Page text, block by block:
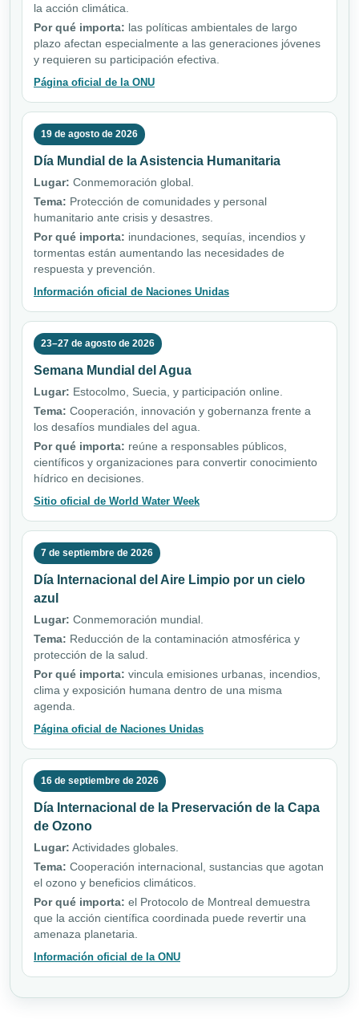
la acción climática.
Por qué importa: las políticas ambientales de largo
plazo afectan especialmente a las generaciones jóvenes
y requieren su participación efectiva.
Página oficial de la ONU
19 de agosto de 2026
Día Mundial de la Asistencia Humanitaria
Lugar: Conmemoración global.
Tema: Protección de comunidades y personal
humanitario ante crisis y desastres.
Por qué importa: inundaciones, sequías, incendios y
tormentas están aumentando las necesidades de
respuesta y prevención.
Información oficial de Naciones Unidas
23–27 de agosto de 2026
Semana Mundial del Agua
Lugar: Estocolmo, Suecia, y participación online.
Tema: Cooperación, innovación y gobernanza frente a
los desafíos mundiales del agua.
Por qué importa: reúne a responsables públicos,
científicos y organizaciones para convertir conocimiento
hídrico en decisiones.
Sitio oficial de World Water Week
7 de septiembre de 2026
Día Internacional del Aire Limpio por un cielo
azul
Lugar: Conmemoración mundial.
Tema: Reducción de la contaminación atmosférica y
protección de la salud.
Por qué importa: vincula emisiones urbanas, incendios,
clima y exposición humana dentro de una misma
agenda.
Página oficial de Naciones Unidas
16 de septiembre de 2026
Día Internacional de la Preservación de la Capa
de Ozono
Lugar: Actividades globales.
Tema: Cooperación internacional, sustancias que agotan
el ozono y beneficios climáticos.
Por qué importa: el Protocolo de Montreal demuestra
que la acción científica coordinada puede revertir una
amenaza planetaria.
Información oficial de la ONU